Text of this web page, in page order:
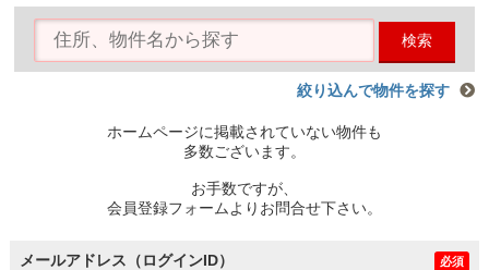
検索
絞り込んで物件を探す
ホームページに掲載されていない物件も
多数ございます。
お手数ですが、
会員登録フォームよりお問合せ下さい。
メールアドレス（ログインID） 必須